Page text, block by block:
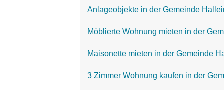
Anlageobjekte in der Gemeinde
Möblierte Wohnung mieten in der
Maisonette mieten in der Gemeinde
3 Zimmer Wohnung kaufen in der